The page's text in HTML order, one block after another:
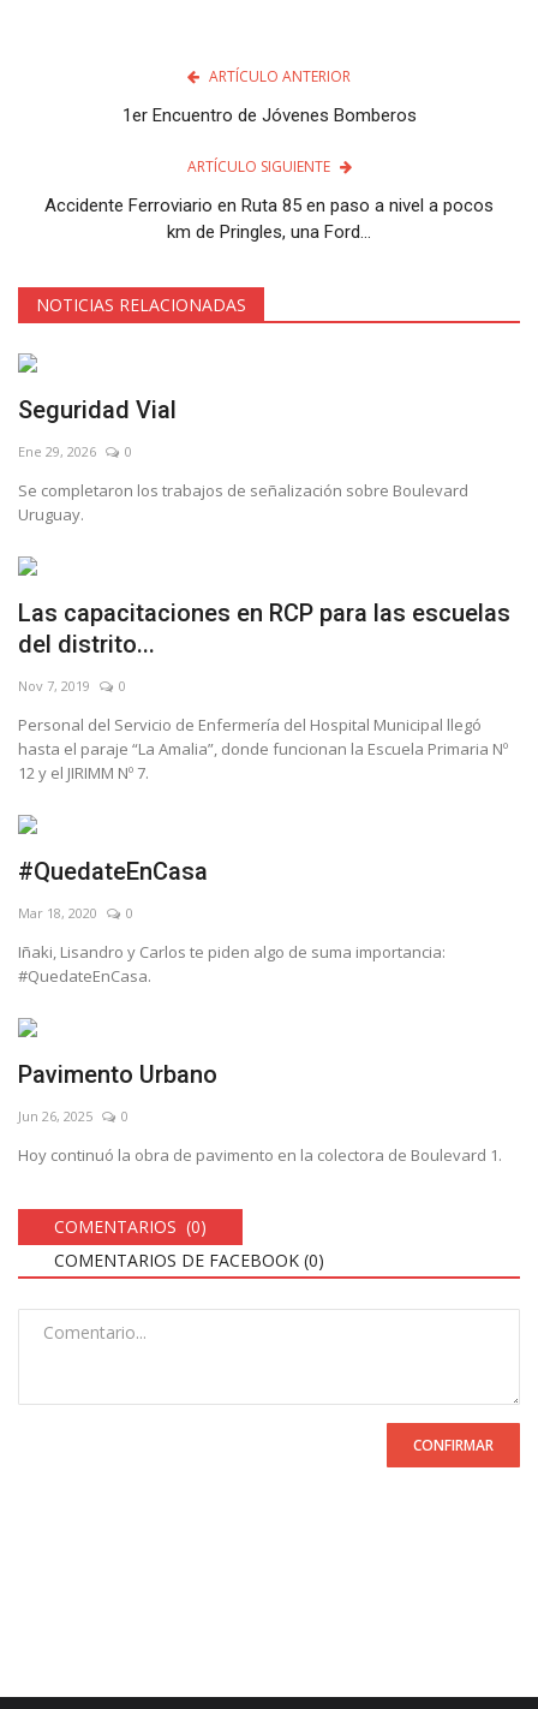
ARTÍCULO ANTERIOR
1er Encuentro de Jóvenes Bomberos
ARTÍCULO SIGUIENTE
Accidente Ferroviario en Ruta 85 en paso a nivel a pocos
km de Pringles, una Ford...
NOTICIAS RELACIONADAS
Seguridad Vial
Ene 29, 2026 0
Se completaron los trabajos de señalización sobre Boulevard
Uruguay.
Las capacitaciones en RCP para las escuelas
del distrito...
Nov 7, 2019 0
Personal del Servicio de Enfermería del Hospital Municipal llegó
hasta el paraje “La Amalia”, donde funcionan la Escuela Primaria Nº
12 y el JIRIMM Nº 7.
#QuedateEnCasa
Mar 18, 2020 0
Iñaki, Lisandro y Carlos te piden algo de suma importancia:
#QuedateEnCasa.
Pavimento Urbano
Jun 26, 2025 0
Hoy continuó la obra de pavimento en la colectora de Boulevard 1.
COMENTARIOS (0)
COMENTARIOS DE FACEBOOK (0)
CONFIRMAR